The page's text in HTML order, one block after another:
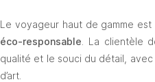
Le voyageur haut de gamme
éco-responsable . La clientèle
qualité et le souci du détail,
d’art.